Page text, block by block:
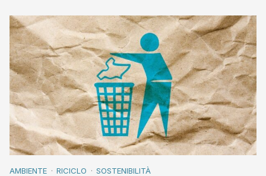
AMBIENTE RICICLO SOSTENIBILITÀ